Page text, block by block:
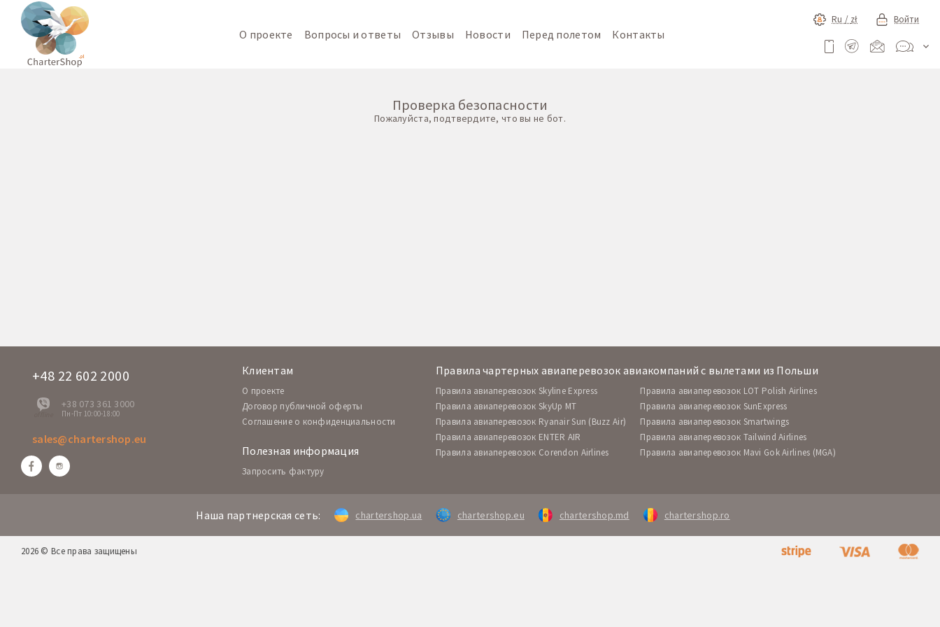
О проекте Вопросы и ответы Отзывы Новости Перед полетом Контакты
Ru / zł Войти
Проверка безопасности
Пожалуйста, подтвердите, что вы не бот.
+48 22 602 2000
+38 073 361 3000
Пн-Пт 10:00-18:00
sales@chartershop.eu
Клиентам
O проекте
Договор публичной оферты
Соглашение о конфиденциальности
Полезная информация
Запросить фактуру
Правила чартерных авиаперевозок авиакомпаний с вылетами из Польши
Правила авиаперевозок Skyline Express
Правила авиаперевозок SkyUp MT
Правила авиаперевозок Ryanair Sun (Buzz Air)
Правила авиаперевозок ENTER AIR
Правила авиаперевозок Corendon Airlines
Правила авиаперевозок LOT Polish Airlines
Правила авиаперевозок SunExpress
Правила авиаперевозок Smartwings
Правила авиаперевозок Tailwind Airlines
Правила авиаперевозок Mavi Gok Airlines (MGA)
Наша партнерская сеть: chartershop.ua chartershop.eu chartershop.md chartershop.ro
2026 © Все права защищены